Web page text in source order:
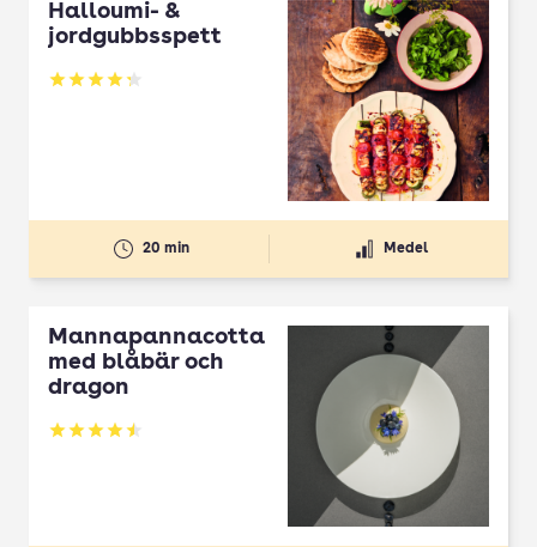
Halloumi- &
jordgubbsspett
Betyg: 4.3 av 5
20 min Medel
Mannapannacotta
med blåbär och
dragon
Betyg: 4.5 av 5